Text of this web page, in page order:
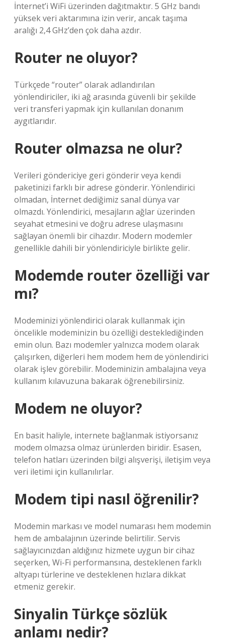
İnternet’i WiFi üzerinden dağıtmaktır. 5 GHz bandı
yüksek veri aktarımına izin verir, ancak taşıma
aralığı 2,4 GHz’den çok daha azdır.
Router ne oluyor?
Türkçede “router” olarak adlandırılan
yönlendiriciler, iki ağ arasında güvenli bir şekilde
veri transferi yapmak için kullanılan donanım
aygıtlarıdır.
Router olmazsa ne olur?
Verileri göndericiye geri gönderir veya kendi
paketinizi farklı bir adrese gönderir. Yönlendirici
olmadan, İnternet dediğimiz sanal dünya var
olmazdı. Yönlendirici, mesajların ağlar üzerinden
seyahat etmesini ve doğru adrese ulaşmasını
sağlayan önemli bir cihazdır. Modern modemler
genellikle dahili bir yönlendiriciyle birlikte gelir.
Modemde router özelliği var
mı?
Modeminizi yönlendirici olarak kullanmak için
öncelikle modeminizin bu özelliği desteklediğinden
emin olun. Bazı modemler yalnızca modem olarak
çalışırken, diğerleri hem modem hem de yönlendirici
olarak işlev görebilir. Modeminizin ambalajına veya
kullanım kılavuzuna bakarak öğrenebilirsiniz.
Modem ne oluyor?
En basit haliyle, internete bağlanmak istiyorsanız
modem olmazsa olmaz ürünlerden biridir. Esasen,
telefon hatları üzerinden bilgi alışverişi, iletişim veya
veri iletimi için kullanılırlar.
Modem tipi nasıl öğrenilir?
Modemin markası ve model numarası hem modemin
hem de ambalajının üzerinde belirtilir. Servis
sağlayıcınızdan aldığınız hizmete uygun bir cihaz
seçerken, Wi-Fi performansına, desteklenen farklı
altyapı türlerine ve desteklenen hızlara dikkat
etmeniz gerekir.
Sinyalin Türkçe sözlük
anlamı nedir?